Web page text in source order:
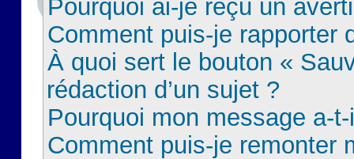
Pourquoi ai-je reçu un
Comment puis-je rapporter
À quoi sert le bouton «
rédaction d’un sujet ?
Pourquoi mon message a-
Comment puis-je remonter